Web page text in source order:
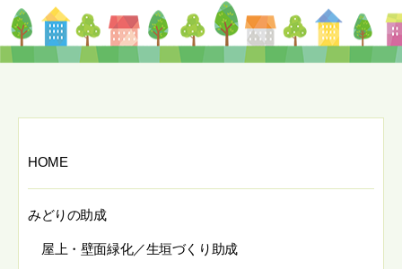
HOME
みどりの助成
屋上・壁面緑化／生垣づくり助成